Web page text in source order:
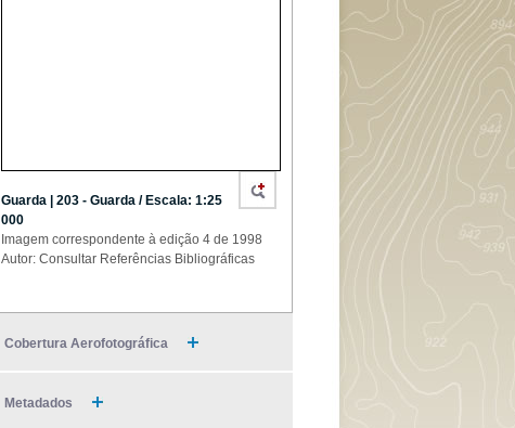
Guarda | 203 - Guarda / Escala: 1:25
000
Imagem correspondente à edição 4 de 1998
Autor: Consultar Referências Bibliográficas
Cobertura Aerofotográfica
Metadados